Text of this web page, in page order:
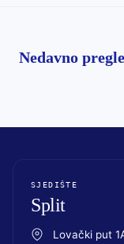
Nedavno
SJEDIŠTE
Split
Lovački put